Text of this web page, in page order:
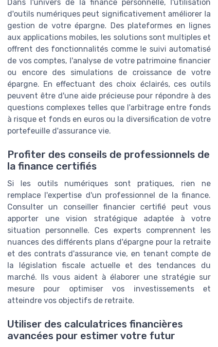
Dans l'univers de la finance personnelle, l'utilisation
d'outils numériques peut significativement améliorer la
gestion de votre épargne. Des plateformes en lignes
aux applications mobiles, les solutions sont multiples et
offrent des fonctionnalités comme le suivi automatisé
de vos comptes, l'analyse de votre patrimoine financier
ou encore des simulations de croissance de votre
épargne. En effectuant des choix éclairés, ces outils
peuvent être d'une aide précieuse pour répondre à des
questions complexes telles que l'arbitrage entre fonds
à risque et fonds en euros ou la diversification de votre
portefeuille d'assurance vie.
Profiter des conseils de professionnels de
la finance certifiés
Si les outils numériques sont pratiques, rien ne
remplace l'expertise d'un professionnel de la finance.
Consulter un conseiller financier certifié peut vous
apporter une vision stratégique adaptée à votre
situation personnelle. Ces experts comprennent les
nuances des différents plans d'épargne pour la retraite
et des contrats d'assurance vie, en tenant compte de
la législation fiscale actuelle et des tendances du
marché. Ils vous aident à élaborer une stratégie sur
mesure pour optimiser vos investissements et
atteindre vos objectifs de retraite.
Utiliser des calculatrices financières
avancées pour estimer votre futur